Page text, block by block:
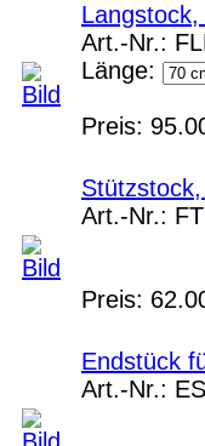
Art.-Nr.:
Länge:
Preis:
Art.-Nr.:
Preis:
Endstück
Art.-Nr.: